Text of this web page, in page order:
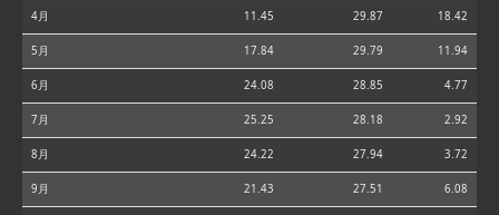
4月 11.45 29.87 18.42
5月 17.84 29.79 11.94
6月 24.08 28.85 4.77
7月 25.25 28.18 2.92
8月 24.22 27.94 3.72
9月 21.43 27.51 6.08